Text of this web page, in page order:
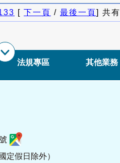
[ 下一頁 / 最後一頁] 共有
法規專區 其他業務
定假日除外）